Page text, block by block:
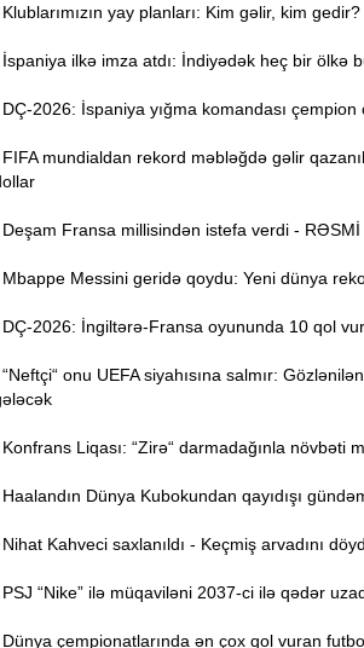
yay planları: Kim gəlir, kim gedir?
ilkə imza atdı: İndiyədək heç bir ölkə
2026: İspaniya yığma komandası çempion
mundialdan rekord məbləğdə gəlir
Fransa millisindən istefa verdi - RƏSMİ
Messini geridə qoydu: Yeni dünya
2026: İngiltərə-Fransa oyununda 10 qol
onu UEFA siyahısına salmır:
Liqası: “Zirə“ darmadağınla növbəti
Dünya Kubokundan qayıdışı
Kahveci saxlanıldı - Keçmiş arvadını
“Nike” ilə müqaviləni 2037-ci ilə qədər
çempionatlarında ən çox qol vuran